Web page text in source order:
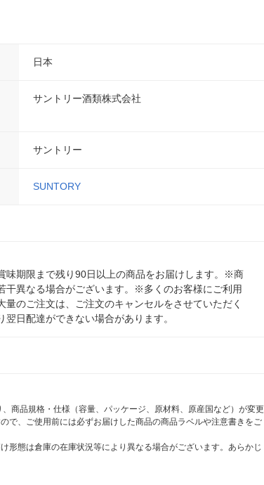
日本
サントリー酒類株式会社
サントリー
SUNTORY
味期限まで残り90日以上の商品をお届けします。※商
干異なる場合がございます。※多くのお客様にご利用
のご注文は、ご注文のキャンセルをさせていただく
日配達ができない場合があります。
商品規格・仕様（容量、パッケージ、原材料、原産国など）が変更
で、ご使用前には必ずお届けした商品の商品ラベルや注意書きをご
形態は倉庫の在庫状況等により異なる場合がございます。あらかじ